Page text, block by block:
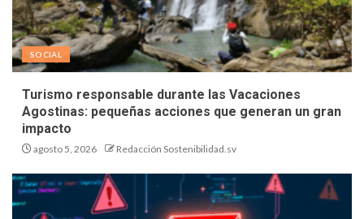
SOCIAL
Turismo responsable durante las Vacaciones
Agostinas: pequeñas acciones que generan un gran
impacto
agosto 5, 2026 Redacción Sostenibilidad.sv